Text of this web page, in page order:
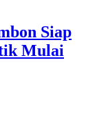
Siap
Mulai